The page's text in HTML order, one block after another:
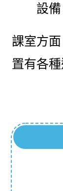
設
課室方
置有各